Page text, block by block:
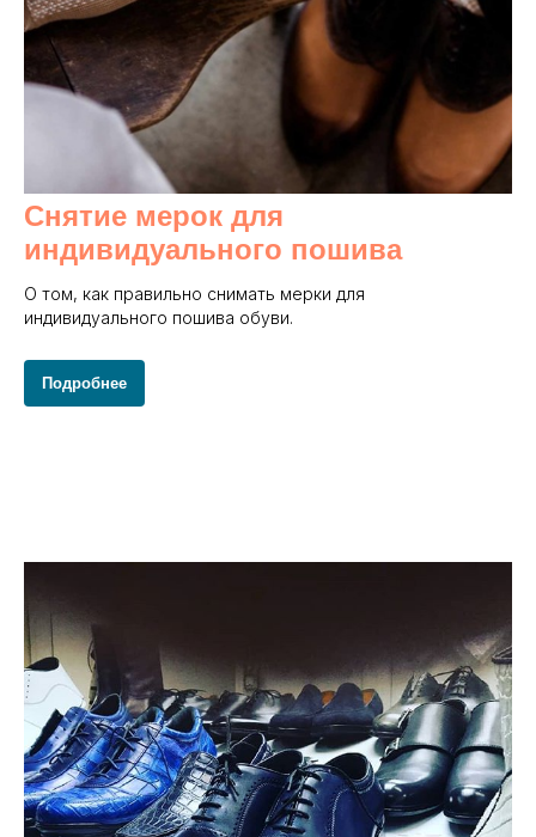
Снятие мерок для
индивидуального пошива
О том, как правильно снимать мерки для
индивидуального пошива обуви.
Подробнее